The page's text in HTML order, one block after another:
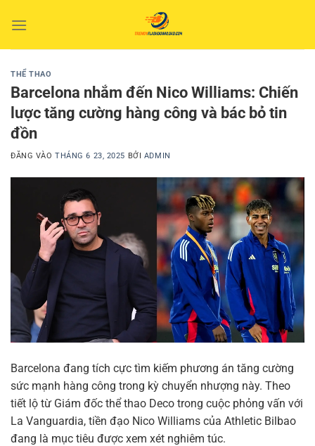
qua
THỂ THAO
Barcelona nhắm đến Nico Williams: Chiến
lược tăng cường hàng công và bác bỏ tin
đồn
ĐĂNG VÀOTHÁNG 6 23, 2025 BỞI ADMIN
Barcelona đang tích cực tìm kiếm phương án tăng cường
sức mạnh hàng công trong kỳ chuyển nhượng này. Theo
tiết lộ từ Giám đốc thể thao Deco trong cuộc phỏng vấn với
La Vanguardia, tiền đạo Nico Williams của Athletic Bilbao
đang là mục tiêu được xem xét nghiêm túc.